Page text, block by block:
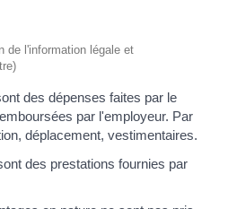
de l'information légale et
des dépenses faites par le
par l'employeur. Par
déplacement, vestimentaires.
des prestations fournies par